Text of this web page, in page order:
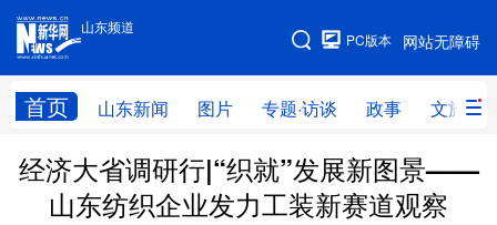
山东频道
网站无障碍
PC版本
首页 山东新闻 图片 专题·访谈 政事 文旅
手机版
网站地图
学习进行时 高层 时政 人事
国际 财经 网评 港澳
经济大省调研行|“织就”发展新图景——
山东纺织企业发力工装新赛道观察